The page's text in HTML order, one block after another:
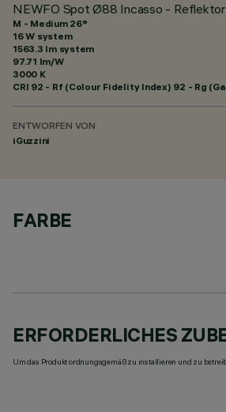
NEWFO Spot Ø88 Incasso -
M - Medium 26°
16 W system
1563.3 lm system
97.71 lm/W
3000 K
CRI 92 - Rf (Colour Fidelity Index) 92 - Rg
ENTWORFEN VON
iGuzzini
FARBE
ERFORDERLICHES
Um das Produkt ordnungsgemäß zu installieren und zu